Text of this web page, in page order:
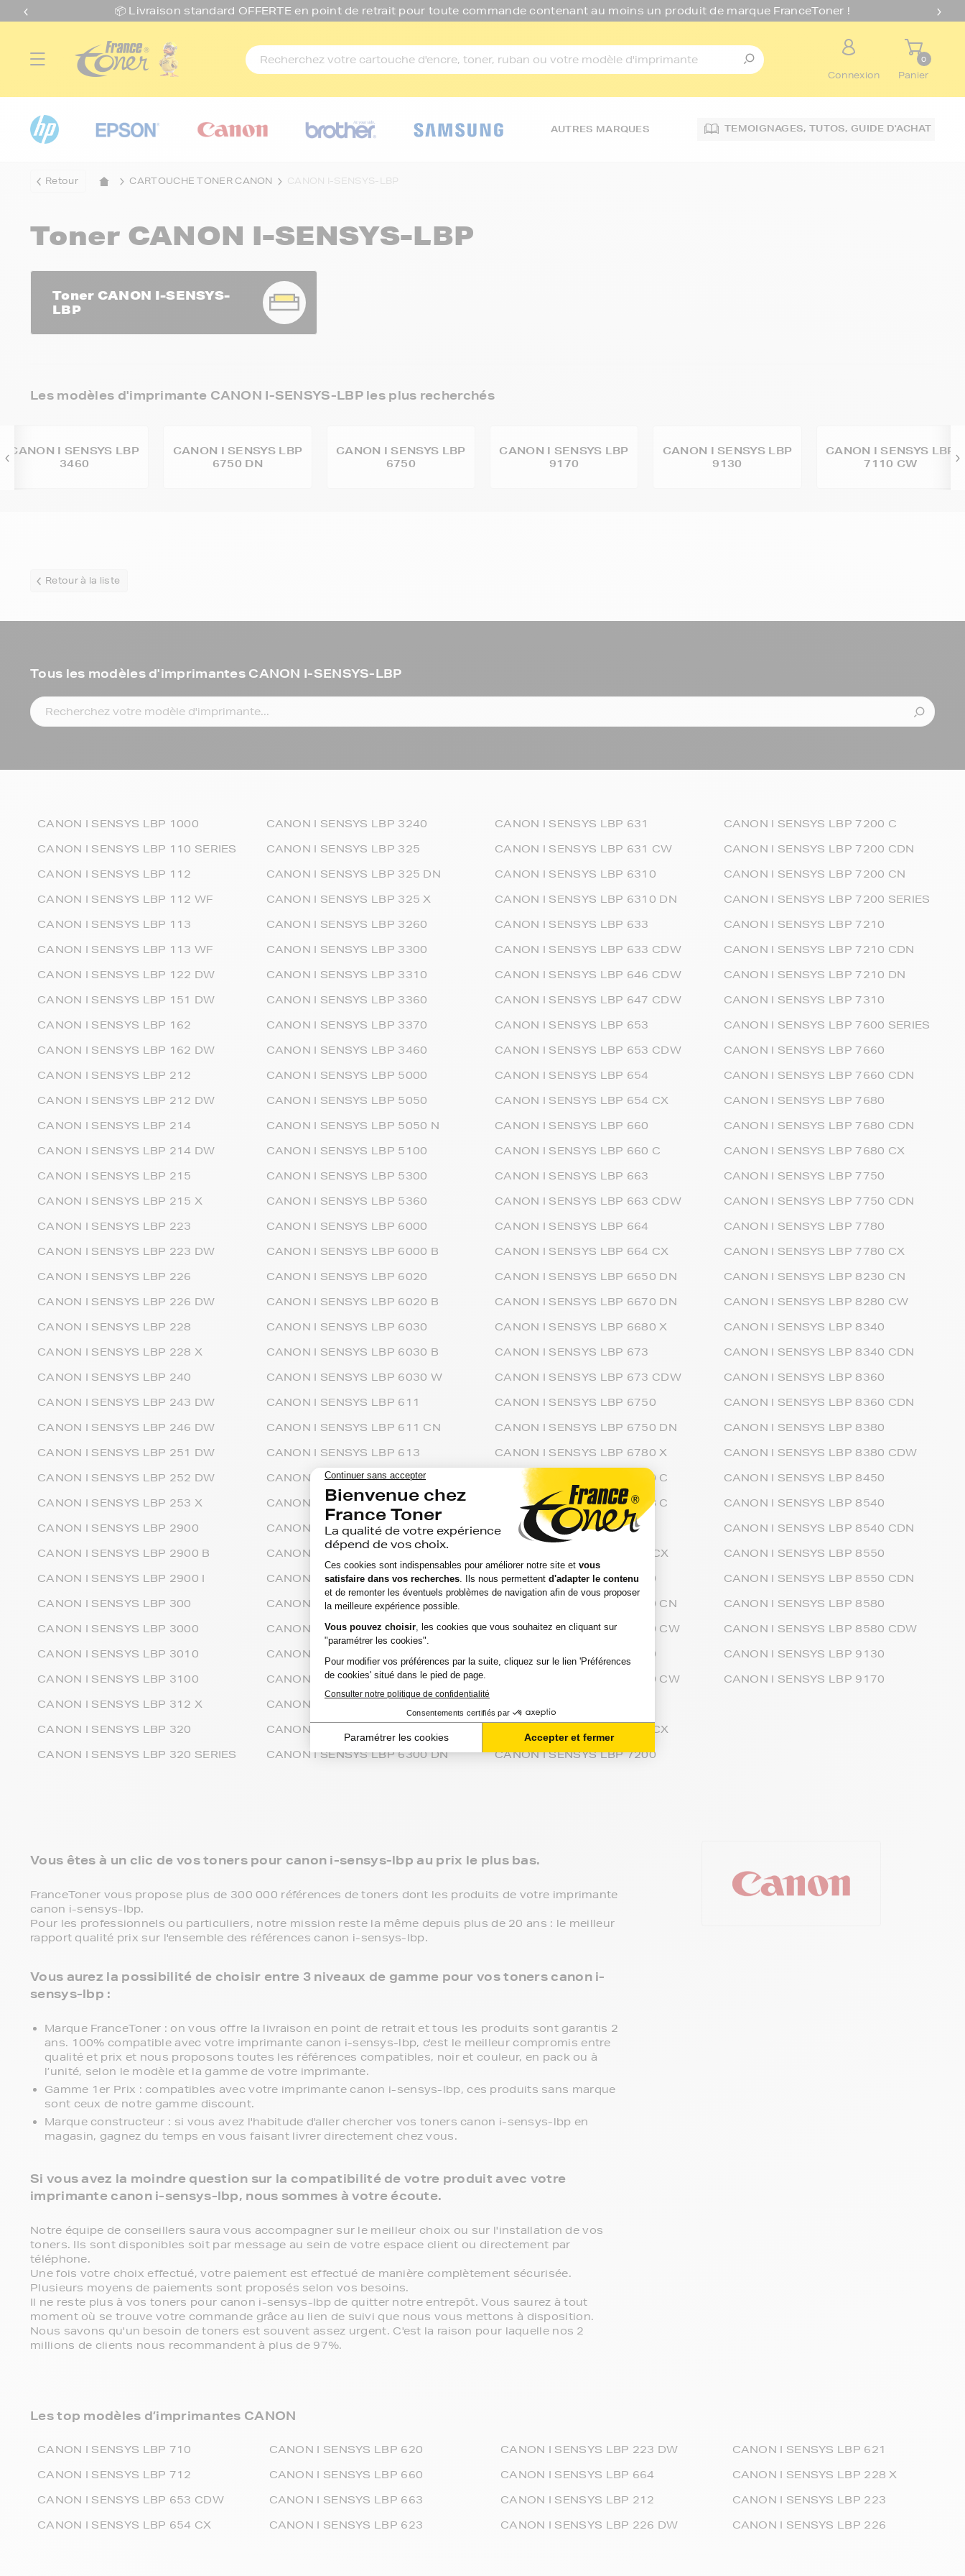
📦 Livraison standard OFFERTE en point de retrait pour toute commande contenant au moins un produit de marque FranceToner !
Connexion
0
Panier
AUTRES MARQUES TEMOIGNAGES, TUTOS,GUIDE D'ACHAT
Retour CARTOUCHE TONER CANON CANON I-SENSYS-LBP
Toner CANON I-SENSYS-LBP
Toner CANON I-SENSYS-
LBP
Les modèles d'imprimante CANON I-SENSYS-LBP les plus recherchés
CANON I SENSYS LBP
3460
CANON I SENSYS LBP
6750 DN
CANON I SENSYS LBP
6750
CANON I SENSYS LBP
9170
CANON I SENSYS LBP
9130
CANON I SENSYS LBP
7110 CW
Retour à la liste
Tous les modèles d'imprimantes CANON I-SENSYS-LBP
CANON I SENSYS LBP 1000
CANON I SENSYS LBP 110 SERIES
CANON I SENSYS LBP 112
CANON I SENSYS LBP 112 WF
CANON I SENSYS LBP 113
CANON I SENSYS LBP 113 WF
CANON I SENSYS LBP 122 DW
CANON I SENSYS LBP 151 DW
CANON I SENSYS LBP 162
CANON I SENSYS LBP 162 DW
CANON I SENSYS LBP 212
CANON I SENSYS LBP 212 DW
CANON I SENSYS LBP 214
CANON I SENSYS LBP 214 DW
CANON I SENSYS LBP 215
CANON I SENSYS LBP 215 X
CANON I SENSYS LBP 223
CANON I SENSYS LBP 223 DW
CANON I SENSYS LBP 226
CANON I SENSYS LBP 226 DW
CANON I SENSYS LBP 228
CANON I SENSYS LBP 228 X
CANON I SENSYS LBP 240
CANON I SENSYS LBP 243 DW
CANON I SENSYS LBP 246 DW
CANON I SENSYS LBP 251 DW
CANON I SENSYS LBP 252 DW
CANON I SENSYS LBP 253 X
CANON I SENSYS LBP 2900
CANON I SENSYS LBP 2900 B
CANON I SENSYS LBP 2900 I
CANON I SENSYS LBP 300
CANON I SENSYS LBP 3000
CANON I SENSYS LBP 3010
CANON I SENSYS LBP 3100
CANON I SENSYS LBP 312 X
CANON I SENSYS LBP 320
CANON I SENSYS LBP 320 SERIES
CANON I SENSYS LBP 3240
CANON I SENSYS LBP 325
CANON I SENSYS LBP 325 DN
CANON I SENSYS LBP 325 X
CANON I SENSYS LBP 3260
CANON I SENSYS LBP 3300
CANON I SENSYS LBP 3310
CANON I SENSYS LBP 3360
CANON I SENSYS LBP 3370
CANON I SENSYS LBP 3460
CANON I SENSYS LBP 5000
CANON I SENSYS LBP 5050
CANON I SENSYS LBP 5050 N
CANON I SENSYS LBP 5100
CANON I SENSYS LBP 5300
CANON I SENSYS LBP 5360
CANON I SENSYS LBP 6000
CANON I SENSYS LBP 6000 B
CANON I SENSYS LBP 6020
CANON I SENSYS LBP 6020 B
CANON I SENSYS LBP 6030
CANON I SENSYS LBP 6030 B
CANON I SENSYS LBP 6030 W
CANON I SENSYS LBP 611
CANON I SENSYS LBP 611 CN
CANON I SENSYS LBP 613
CANON I SENSYS LBP 613 CDW
CANON I SENSYS LBP 620
CANON I SENSYS LBP 620 C
CANON I SENSYS LBP 6200 D
CANON I SENSYS LBP 621
CANON I SENSYS LBP 621 CW
CANON I SENSYS LBP 623
CANON I SENSYS LBP 623 CDW
CANON I SENSYS LBP 623 CW
CANON I SENSYS LBP 6230 DW
CANON I SENSYS LBP 630 SERIES
CANON I SENSYS LBP 6300 DN
CANON I SENSYS LBP 631
CANON I SENSYS LBP 631 CW
CANON I SENSYS LBP 6310
CANON I SENSYS LBP 6310 DN
CANON I SENSYS LBP 633
CANON I SENSYS LBP 633 CDW
CANON I SENSYS LBP 646 CDW
CANON I SENSYS LBP 647 CDW
CANON I SENSYS LBP 653
CANON I SENSYS LBP 653 CDW
CANON I SENSYS LBP 654
CANON I SENSYS LBP 654 CX
CANON I SENSYS LBP 660
CANON I SENSYS LBP 660 C
CANON I SENSYS LBP 663
CANON I SENSYS LBP 663 CDW
CANON I SENSYS LBP 664
CANON I SENSYS LBP 664 CX
CANON I SENSYS LBP 6650 DN
CANON I SENSYS LBP 6670 DN
CANON I SENSYS LBP 6680 X
CANON I SENSYS LBP 673
CANON I SENSYS LBP 673 CDW
CANON I SENSYS LBP 6750
CANON I SENSYS LBP 6750 DN
CANON I SENSYS LBP 6780 X
CANON I SENSYS LBP 7010 C
CANON I SENSYS LBP 7018 C
CANON I SENSYS LBP 710
CANON I SENSYS LBP 710 CX
CANON I SENSYS LBP 7100
CANON I SENSYS LBP 7100 CN
CANON I SENSYS LBP 7100 CW
CANON I SENSYS LBP 7110
CANON I SENSYS LBP 7110 CW
CANON I SENSYS LBP 712 CX
CANON I SENSYS LBP 7200
CANON I SENSYS LBP 7200 C
CANON I SENSYS LBP 7200 CDN
CANON I SENSYS LBP 7200 CN
CANON I SENSYS LBP 7200 SERIES
CANON I SENSYS LBP 7210
CANON I SENSYS LBP 7210 CDN
CANON I SENSYS LBP 7210 DN
CANON I SENSYS LBP 7310
CANON I SENSYS LBP 7600 SERIES
CANON I SENSYS LBP 7660
CANON I SENSYS LBP 7660 CDN
CANON I SENSYS LBP 7680
CANON I SENSYS LBP 7680 CDN
CANON I SENSYS LBP 7680 CX
CANON I SENSYS LBP 7750
CANON I SENSYS LBP 7750 CDN
CANON I SENSYS LBP 7780
CANON I SENSYS LBP 7780 CX
CANON I SENSYS LBP 8230 CN
CANON I SENSYS LBP 8280 CW
CANON I SENSYS LBP 8340
CANON I SENSYS LBP 8340 CDN
CANON I SENSYS LBP 8360
CANON I SENSYS LBP 8360 CDN
CANON I SENSYS LBP 8380
CANON I SENSYS LBP 8380 CDW
CANON I SENSYS LBP 8450
CANON I SENSYS LBP 8540
CANON I SENSYS LBP 8540 CDN
CANON I SENSYS LBP 8550
CANON I SENSYS LBP 8550 CDN
CANON I SENSYS LBP 8580
CANON I SENSYS LBP 8580 CDW
CANON I SENSYS LBP 9130
CANON I SENSYS LBP 9170
Vous êtes à un clic de vos toners pour canon i-sensys-lbp au prix le plus bas.
FranceToner vous propose plus de 300 000 références de toners dont les produits de votre imprimante
canon i-sensys-lbp.
Pour les professionnels ou particuliers, notre mission reste la même depuis plus de 20 ans : le meilleur
rapport qualité prix sur l'ensemble des références canon i-sensys-lbp.
Vous aurez la possibilité de choisir entre 3 niveaux de gamme pour vos toners canon i-
sensys-lbp :
Marque FranceToner : on vous offre la livraison en point de retrait et tous les produits sont garantis 2
ans. 100% compatible avec votre imprimante canon i-sensys-lbp, c'est le meilleur compromis entre
qualité et prix et nous proposons toutes les références compatibles, noir et couleur, en pack ou à
l’unité, selon le modèle et la gamme de votre imprimante.
Gamme 1er Prix : compatibles avec votre imprimante canon i-sensys-lbp, ces produits sans marque
sont ceux de notre gamme discount.
Marque constructeur : si vous avez l'habitude d'aller chercher vos toners canon i-sensys-lbp en
magasin, gagnez du temps en vous faisant livrer directement chez vous.
Si vous avez la moindre question sur la compatibilité de votre produit avec votre
imprimante canon i-sensys-lbp, nous sommes à votre écoute.
Notre équipe de conseillers saura vous accompagner sur le meilleur choix ou sur l'installation de vos
toners. Ils sont disponibles soit par message au sein de votre espace client ou directement par
téléphone.
Une fois votre choix effectué, votre paiement est effectué de manière complètement sécurisée.
Plusieurs moyens de paiements sont proposés selon vos besoins.
Il ne reste plus à vos toners pour canon i-sensys-lbp de quitter notre entrepôt. Vous saurez à tout
moment où se trouve votre commande grâce au lien de suivi que nous vous mettons à disposition.
Nous savons qu'un besoin de toners est souvent assez urgent. C'est la raison pour laquelle nos 2
millions de clients nous recommandent à plus de 97%.
Les top modèles d’imprimantes CANON
CANON I SENSYS LBP 710
CANON I SENSYS LBP 712
CANON I SENSYS LBP 653 CDW
CANON I SENSYS LBP 654 CX
CANON I SENSYS LBP 620
CANON I SENSYS LBP 660
CANON I SENSYS LBP 663
CANON I SENSYS LBP 623
CANON I SENSYS LBP 223 DW
CANON I SENSYS LBP 664
CANON I SENSYS LBP 212
CANON I SENSYS LBP 226 DW
CANON I SENSYS LBP 621
CANON I SENSYS LBP 228 X
CANON I SENSYS LBP 223
CANON I SENSYS LBP 226